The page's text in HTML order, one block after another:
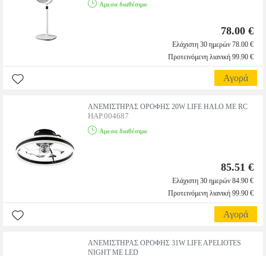
Αμεσα διαθέσιμο
78.00 €
Ελάχιστη 30 ημερών 78.00 €
Προτεινόμενη λιανική 99.90 €
Αγορά
ΑΝΕΜΙΣΤΗΡΑΣ ΟΡΟΦΗΣ 20W LIFE HALO ΜΕ RC
HAP.004687
Αμεσα διαθέσιμο
85.51 €
Ελάχιστη 30 ημερών 84.90 €
Προτεινόμενη λιανική 99.90 €
Αγορά
ΑΝΕΜΙΣΤΗΡΑΣ ΟΡΟΦΗΣ 31W LIFE APELIOTES
NIGHT ΜΕ LED